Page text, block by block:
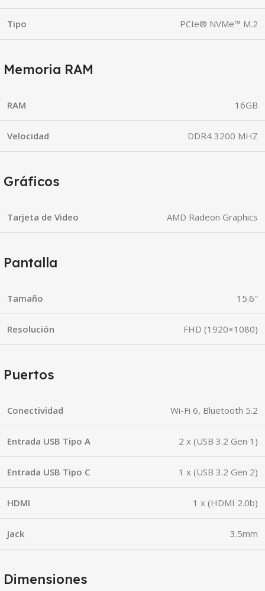
Tipo PCIe® NVMe™ M.2
Memoria RAM
RAM 16GB
Velocidad DDR4 3200 MHZ
Gráficos
Tarjeta de Video AMD Radeon Graphics
Pantalla
Tamaño 15.6″
Resolución FHD (1920×1080)
Puertos
Conectividad Wi-Fi 6, Bluetooth 5.2
Entrada USB Tipo A 2 x (USB 3.2 Gen 1)
Entrada USB Tipo C 1 x (USB 3.2 Gen 2)
HDMI 1 x (HDMI 2.0b)
Jack 3.5mm
Dimensiones